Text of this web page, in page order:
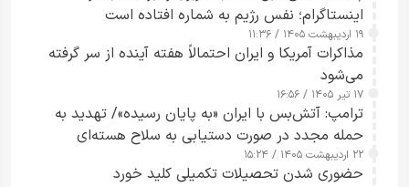
اینستاگرام؛ نفس رژیم به شماره افتاده است​
۱۹ اردیبهشت ۱۴۰۵ / ۱۱:۳۶
مذاکرات آمریکا و ایران احتمالاً هفته آینده از سر گرفته
می‌شود
۱۷ تیر ۱۴۰۵ / ۱۶:۵۶
ترامپ: آتش‌بس با ایران «به پایان رسیده»/ تهدید به
حمله مجدد در صورت دستیابی به سلاح هسته‌ای
۲۲ اردیبهشت ۱۴۰۵ / ۱۵:۲۴
حضوری شدن تحصیلات تکمیلی کلید خورد